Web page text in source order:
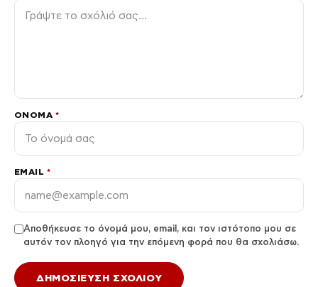
ΌΝΟΜΑ *
EMAIL *
Αποθήκευσε το όνομά μου, email, και τον ιστότοπο μου σε
αυτόν τον πλοηγό για την επόμενη φορά που θα σχολιάσω.